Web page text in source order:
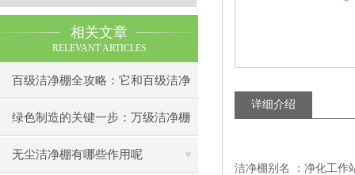
相关文章
RELEVANT ARTICLES
百级洁净棚全攻略：它和百级洁净
室到底有什么区别？
绿色制造的关键一步：万级洁净棚
助力环保型半导体产业发展
无尘洁净棚有哪些作用呢
详细介绍
洁净棚别名 ：净化工作